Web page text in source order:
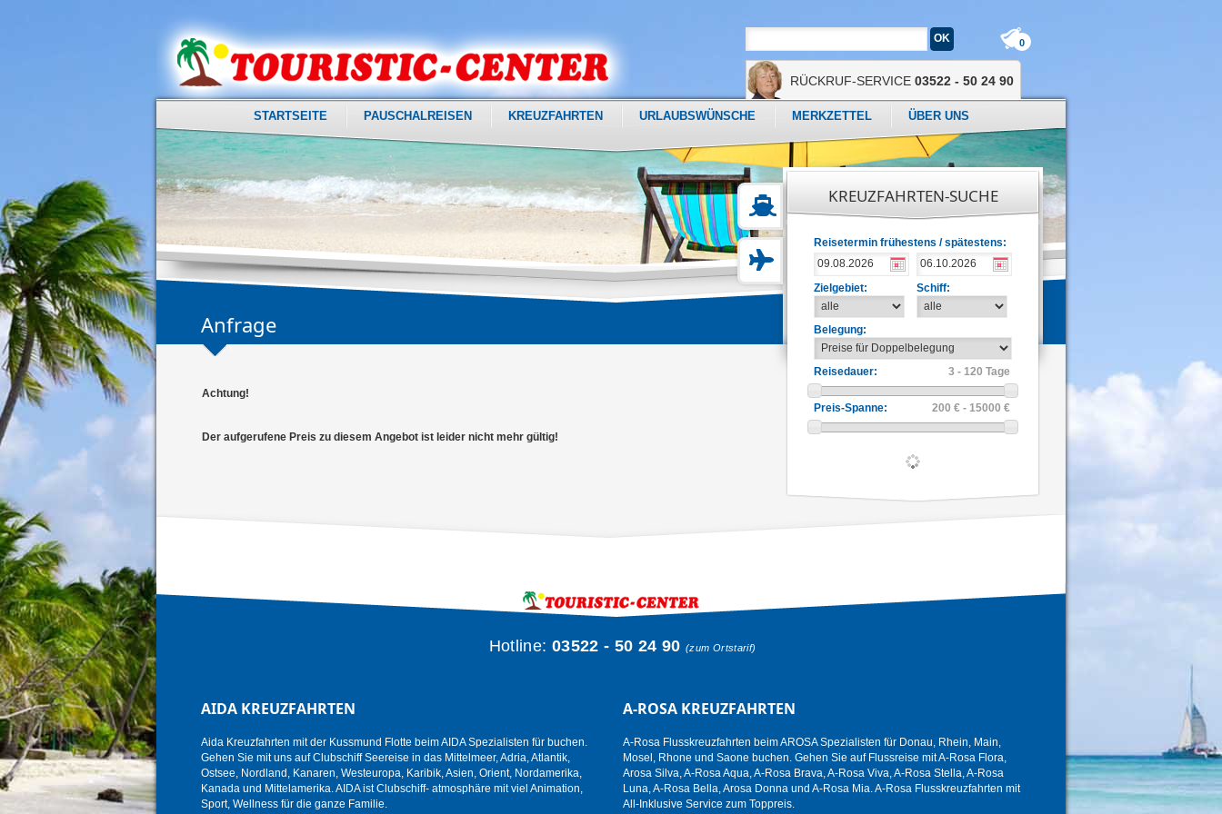
0
RÜCKRUF-SERVICE 03522 - 50 24 90
STARTSEITE PAUSCHALREISEN KREUZFAHRTEN URLAUBSWÜNSCHE MERKZETTEL ÜBER UNS
KREUZFAHRTEN-SUCHE
Reisetermin frühestens / spätestens:
Zielgebiet: Schiff:
Belegung:
Reisedauer: 3 - 120 Tage
Preis-Spanne: 200 € - 15000 €
Anfrage
Achtung!
Der aufgerufene Preis zu diesem Angebot ist leider nicht mehr gültig!
Hotline: 03522 - 50 24 90 (zum Ortstarif)
AIDA KREUZFAHRTEN
Aida Kreuzfahrten mit der Kussmund Flotte beim AIDA Spezialisten für buchen.
Gehen Sie mit uns auf Clubschiff Seereise in das Mittelmeer, Adria, Atlantik,
Ostsee, Nordland, Kanaren, Westeuropa, Karibik, Asien, Orient, Nordamerika,
Kanada und Mittelamerika. AIDA ist Clubschiff- atmosphäre mit viel Animation,
Sport, Wellness für die ganze Familie.
A-ROSA KREUZFAHRTEN
A-Rosa Flusskreuzfahrten beim AROSA Spezialisten für Donau, Rhein, Main,
Mosel, Rhone und Saone buchen. Gehen Sie auf Flussreise mit A-Rosa Flora,
Arosa Silva, A-Rosa Aqua, A-Rosa Brava, A-Rosa Viva, A-Rosa Stella, A-Rosa
Luna, A-Rosa Bella, Arosa Donna und A-Rosa Mia. A-Rosa Flusskreuzfahrten mit
All-Inklusive Service zum Toppreis.